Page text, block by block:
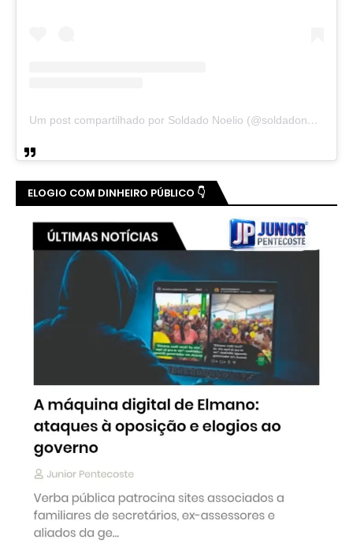
Um post compartilhado por Soldado Noelio (@soldadonoelio)
ELOGIO COM DINHEIRO PÚBLICO 👇